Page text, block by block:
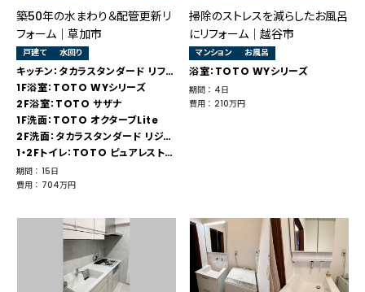
築50年の水まわり＆配管更新リ
フォーム｜草加市
戸建て 水回り
キッチン：タカラスタンダード リフィット
1F浴室：TOTO WYシリーズ
2F浴室：TOTO サザナ
1F洗面：TOTO オクターブLite
2F洗面：タカラスタンダード リジャスト
1・2Fトイレ：TOTO ピュアレストQR
期間 ： 15日
費用 ： 704万円
掃除のストレスを減らしたお風呂
にリフォーム｜越谷市
マンション お風呂
浴室：TOTO WYシリーズ
期間 ： 4日
費用 ： 210万円